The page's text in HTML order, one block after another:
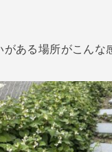
ある場所がこんな